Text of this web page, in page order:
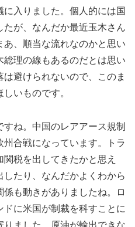
入りました。個人的には国
が、なんだか最近玉木さん
あ、順当な流れなのかと思い
総理の線もあるのだとは思い
避けられないので、このま
いものです。
ね。中国のレアアース規制
合戦になっています。トラ
税を出してきたかと思え
たり、なんだかよくわから
も動きがありましたね。ロ
に米国が制裁を科すことに
ました。原油が輸出できな